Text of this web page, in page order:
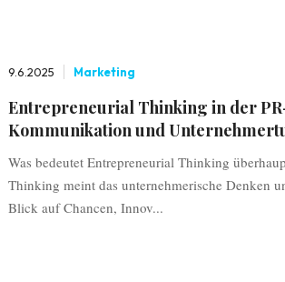
9.6.2025 Marketing
Entrepreneurial Thinking in der
Kommunikation und
Was bedeutet Entrepreneurial Thinking
Thinking meint das unternehmerische Denken
Blick auf Chancen, Innov...